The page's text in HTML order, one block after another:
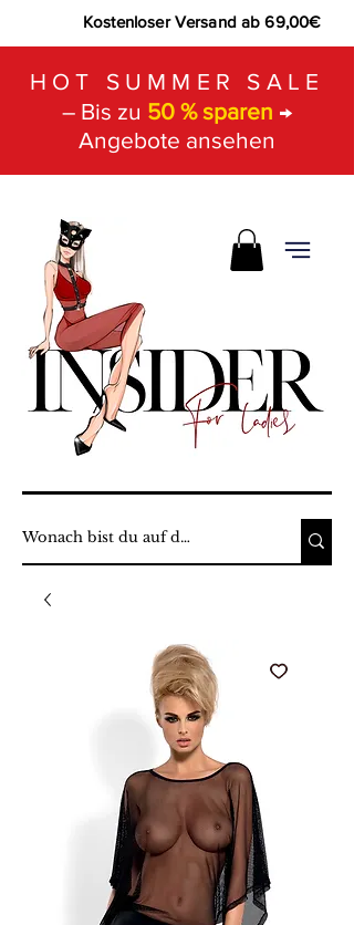
Kostenloser Versand ab 69,00€
HOT SUMMER SALE
– Bis zu 50 % sparen →
Angebote ansehen